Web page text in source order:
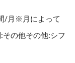
/月※月によって
の他その他:シフ